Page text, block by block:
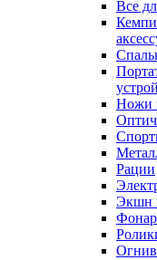
Все
Ножи
Рации
Экшн